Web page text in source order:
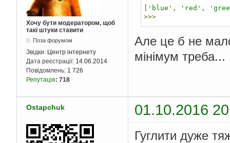
Хочу бути модератором, щоб
такі штуки ставити
Поза форумом
Звідки: Центр інтернету
Дата реєстрації: 14.06.2014
Повідомлень: 1 726
Репутація: 718
'blue' , 'red' ,
>>>
Але це б не
мінімум треба...
Ostapchuk 01.10.2016
Гуглити дуже